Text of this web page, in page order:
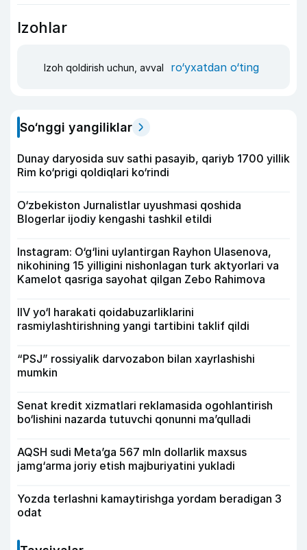
Izohlar
Izoh qoldirish uchun, avval ro‘yxatdan o‘ting
So‘nggi yangiliklar
Dunay daryosida suv sathi pasayib, qariyb 1700 yillik
Rim ko‘prigi qoldiqlari ko‘rindi
O‘zbekiston Jurnalistlar uyushmasi qoshida
Blogerlar ijodiy kengashi tashkil etildi
Instagram: O‘g‘lini uylantirgan Rayhon Ulasenova,
nikohining 15 yilligini nishonlagan turk aktyorlari va
Kamelot qasriga sayohat qilgan Zebo Rahimova
IIV yo‘l harakati qoidabuzarliklarini
rasmiylashtirishning yangi tartibini taklif qildi
“PSJ” rossiyalik darvozabon bilan xayrlashishi
mumkin
Senat kredit xizmatlari reklamasida ogohlantirish
bo‘lishini nazarda tutuvchi qonunni ma’qulladi
AQSH sudi Meta’ga 567 mln dollarlik maxsus
jamg‘arma joriy etish majburiyatini yukladi
Yozda terlashni kamaytirishga yordam beradigan 3
odat